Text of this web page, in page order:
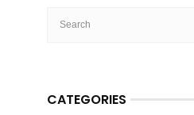
CATEGORIES